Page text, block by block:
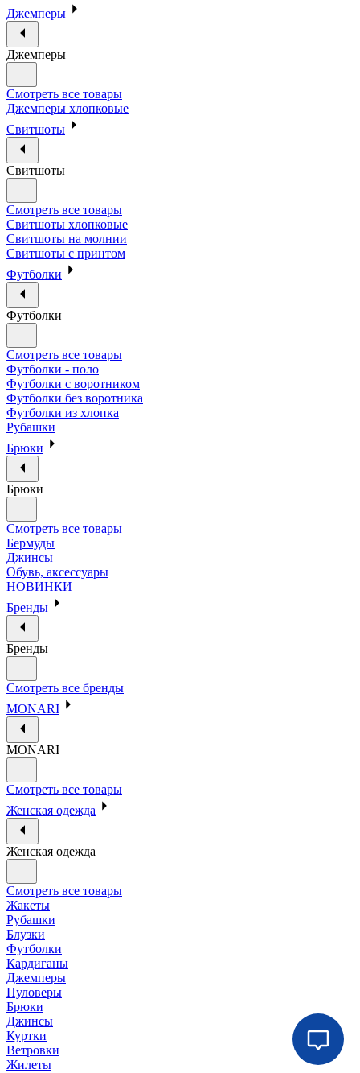
Джемперы
Джемперы
Смотреть все товары
Джемперы хлопковые
Свитшоты
Свитшоты
Смотреть все товары
Свитшоты хлопковые
Свитшоты на молнии
Свитшоты с принтом
Футболки
Футболки
Смотреть все товары
Футболки - поло
Футболки с воротником
Футболки без воротника
Футболки из хлопка
Рубашки
Брюки
Брюки
Смотреть все товары
Бермуды
Джинсы
Обувь, аксессуары
НОВИНКИ
Бренды
Бренды
Смотреть все бренды
MONARI
MONARI
Смотреть все товары
Женская одежда
Женская одежда
Смотреть все товары
Жакеты
Рубашки
Блузки
Футболки
Кардиганы
Джемперы
Пуловеры
Брюки
Джинсы
Куртки
Ветровки
Жилеты